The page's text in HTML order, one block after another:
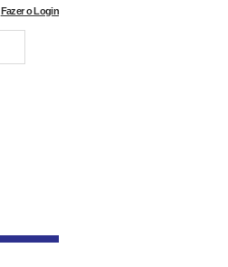
Fazer o Login